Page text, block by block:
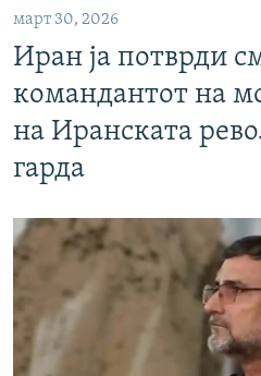
март 30, 2026
Иран ја потврди
командантот на
на Иранската
гарда